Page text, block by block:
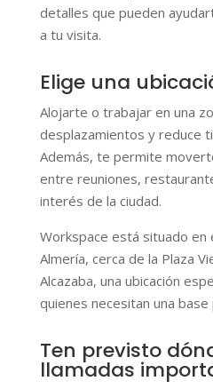
detalles que pueden
a tu visita.
Elige una
Alojarte o trabajar en una
desplazamientos y reduce
Además, te permite
entre reuniones,
interés de la ciudad.
Workspace está situado
Almería, cerca de la Plaza
Alcazaba, una ubicación
quienes necesitan una
Ten previsto
llamadas